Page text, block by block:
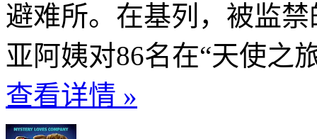
避难所。在基列，被监
亚阿姨对86名在“天使之
查看详情 »